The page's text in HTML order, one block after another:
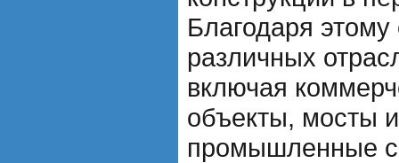
Благодаря
различных
включая
объекты, мосты
промышленные